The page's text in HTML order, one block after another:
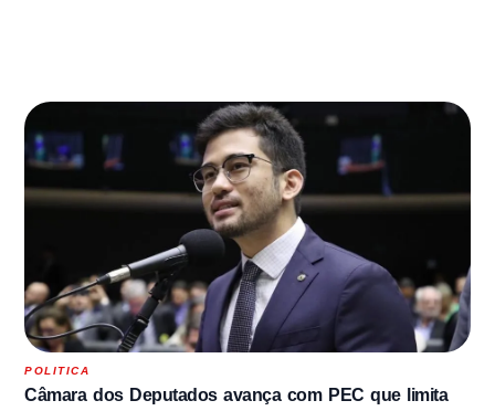
POLITICA
Câmara dos Deputados avança com PEC que limita